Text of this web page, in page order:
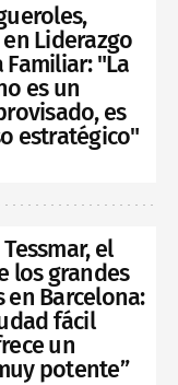
Liderazgo
Familiar: "La
es un
es
estratégico"
el
los grandes
en Barcelona:
fácil
un
potente”